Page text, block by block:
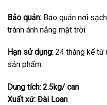
Bảo quản: Bảo quản nơi
tránh ánh nắng mặt trời.
Hạn sử dụng: 24 tháng kể từ
sản phẩm.
Dung tích: 2.5kg/ can
Xuất xứ: Đài Loan